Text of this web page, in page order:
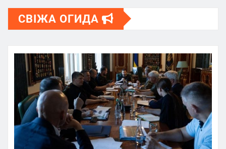
СВІЖА ОГИДА